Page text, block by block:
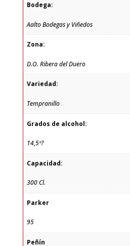
Bodega:
Aalto Bodegas y Viñedos
Zona:
D.O. Ribera del Duero
Variedad:
Tempranillo
Grados de alcohol:
14,5º?
Capacidad:
300 Cl.
Parker
95
Peñín